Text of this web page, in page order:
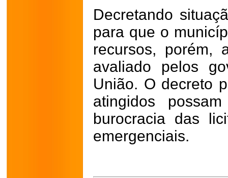
Decretando
para que o
recursos, porém,
avaliado pelos
União. O decreto
atingidos
burocracia das
emergenciais.